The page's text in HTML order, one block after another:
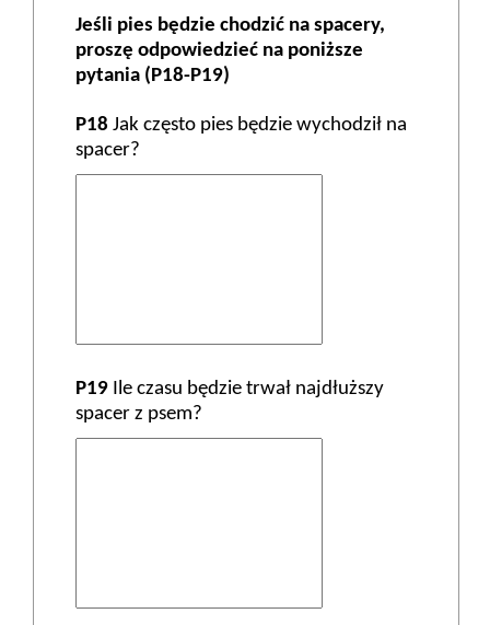
Jeśli pies będzie chodzić na spacery,
proszę odpowiedzieć na poniższe
pytania (P18-P19)
P18 Jak często pies będzie wychodził na
spacer?
P19 Ile czasu będzie trwał najdłuższy
spacer z psem?